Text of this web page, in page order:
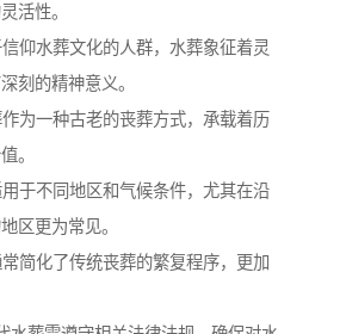
活性。
仰水葬文化的人群，水葬象征着灵
刻的精神意义。
为一种古老的丧葬方式，承载着历
。
于不同地区和气候条件，尤其在沿
区更为常见。
简化了传统丧葬的繁复程序，更加